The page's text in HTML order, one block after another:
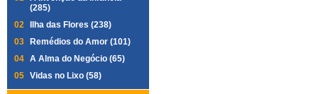
(285)
02
Ilha das Flores (238)
03
Remédios do Amor (101)
04 A Alma do Negócio (65)
05 Vidas no Lixo (58)